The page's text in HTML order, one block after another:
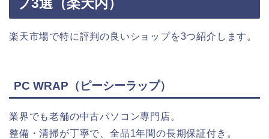
楽天市場で特に評判の良いショップを3つ紹介します。
PC WRAP（ピーシーラップ）
業界でも老舗の中古パソコン専門店。
整備・清掃が丁寧で、全品1年間の長期保証付き。